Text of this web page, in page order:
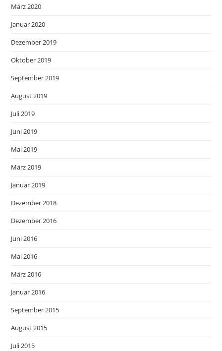
März 2020
Januar 2020
Dezember 2019
Oktober 2019
September 2019
August 2019
Juli 2019
Juni 2019
Mai 2019
März 2019
Januar 2019
Dezember 2018
Dezember 2016
Juni 2016
Mai 2016
März 2016
Januar 2016
September 2015
August 2015
Juli 2015